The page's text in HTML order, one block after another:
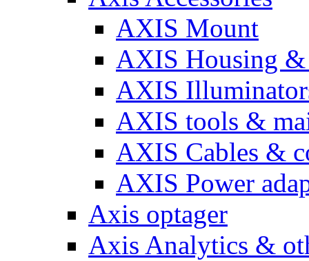
AXIS Mount
AXIS Housing &
AXIS
AXIS tools &
AXIS Cables &
AXIS Power
Axis optager
Axis Analytics &